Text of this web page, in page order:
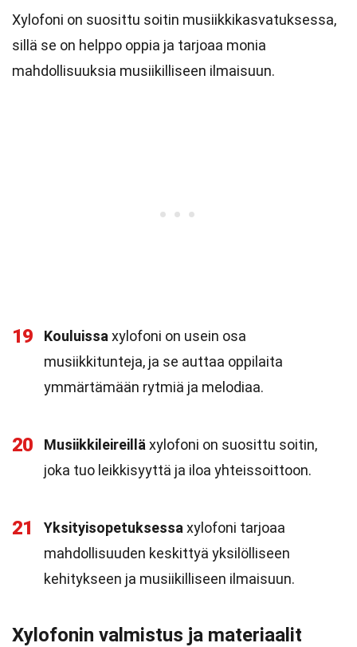
Xylofoni on suosittu soitin musiikkikasvatuksessa,
sillä se on helppo oppia ja tarjoaa monia
mahdollisuuksia musiikilliseen ilmaisuun.
19 Kouluissa xylofoni on usein osa
musiikkitunteja, ja se auttaa oppilaita
ymmärtämään rytmiä ja melodiaa.
20 Musiikkileireillä xylofoni on suosittu soitin,
joka tuo leikkisyyttä ja iloa yhteissoittoon.
21 Yksityisopetuksessa xylofoni tarjoaa
mahdollisuuden keskittyä yksilölliseen
kehitykseen ja musiikilliseen ilmaisuun.
Xylofonin valmistus ja materiaalit